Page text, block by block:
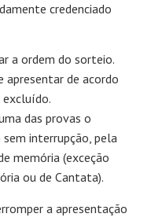
credenciado
a ordem do sorteio.
apresentar de acordo
das provas o
interrupção, pela
memória (exceção
ou de Cantata).
a apresentação